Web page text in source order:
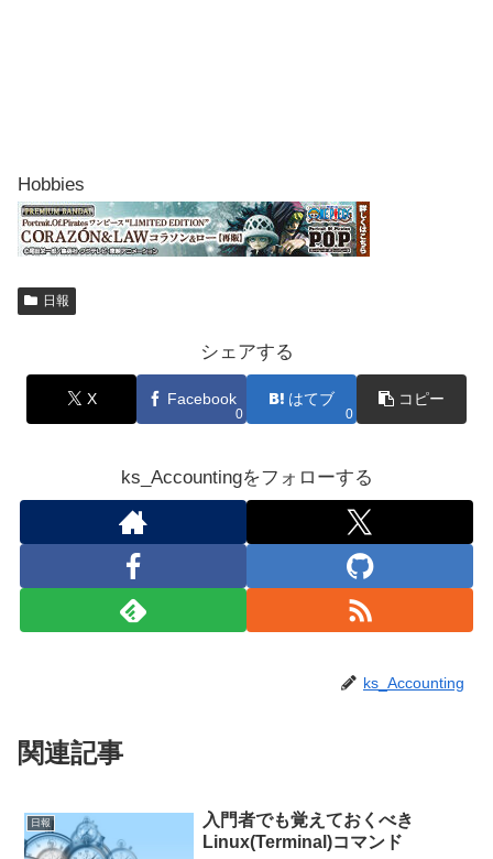
Hobbies
日報
シェアする
X Facebook
0
はてブ
0
コピー
ks_Accountingをフォローする
ks_Accounting
関連記事
日報
入門者でも覚えておくべき
Linux(Terminal)コマンド